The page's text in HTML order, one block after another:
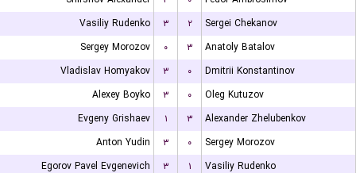
Vasiliy Rudenko
۳ ۲
Sergei Chekanov
Sergey Morozov
۰ ۳
Anatoly Batalov
Vladislav Homyakov
۳ ۰
Dmitrii Konstantinov
Alexey Boyko
۳ ۰
Oleg Kutuzov
Evgeny Grishaev
۱ ۳
Alexander Zhelubenkov
Anton Yudin
۳ ۰
Sergey Morozov
Egorov Pavel Evgenevich
۳ ۱
Vasiliy Rudenko